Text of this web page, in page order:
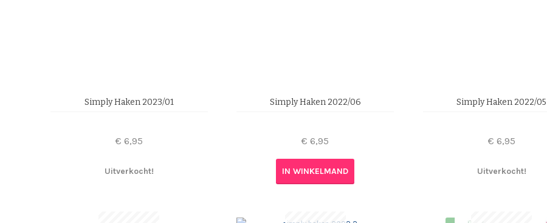
Simply Haken 2023/01
€ 6,95
Uitverkocht!
Simply Haken 2022/06
€ 6,95
IN WINKELMAND
Simply Haken 2022/05
€ 6,95
Uitverkocht!